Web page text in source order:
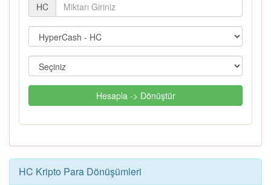
HC
Hesapla -> Dönüştür
HC Kripto Para Dönüşümleri